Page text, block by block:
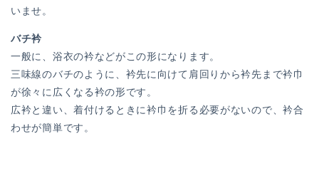
いませ。
バチ衿
一般に、浴衣の衿などがこの形になります。
三味線のバチのように、衿先に向けて肩回りから衿先まで衿巾
が徐々に広くなる衿の形です。
広衿と違い、着付けるときに衿巾を折る必要がないので、衿合
わせが簡単です。